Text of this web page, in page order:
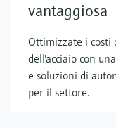
vantaggiosa
Ottimizzate i costi
dell'acciaio con
e soluzioni di
per il settore.